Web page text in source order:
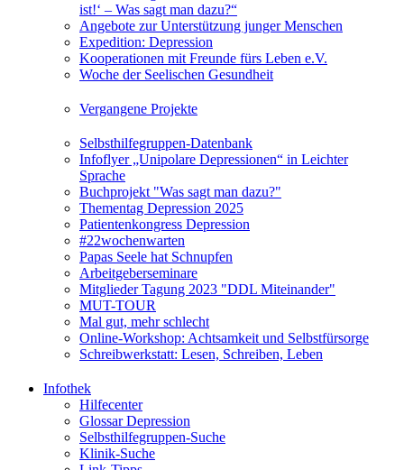
ist!‘ – Was sagt man dazu?“
Angebote zur Unterstützung junger Menschen
Expedition: Depression
Kooperationen mit Freunde fürs Leben e.V.
Woche der Seelischen Gesundheit
Vergangene Projekte
Selbsthilfegruppen-Datenbank
Infoflyer „Unipolare Depressionen“ in Leichter
Sprache
Buchprojekt "Was sagt man dazu?"
Thementag Depression 2025
Patientenkongress Depression
#22wochenwarten
Papas Seele hat Schnupfen
Arbeitgeberseminare
Mitglieder Tagung 2023 "DDL Miteinander"
MUT-TOUR
Mal gut, mehr schlecht
Online-Workshop: Achtsamkeit und Selbstfürsorge
Schreibwerkstatt: Lesen, Schreiben, Leben
Infothek
Hilfecenter
Glossar Depression
Selbsthilfegruppen-Suche
Klinik-Suche